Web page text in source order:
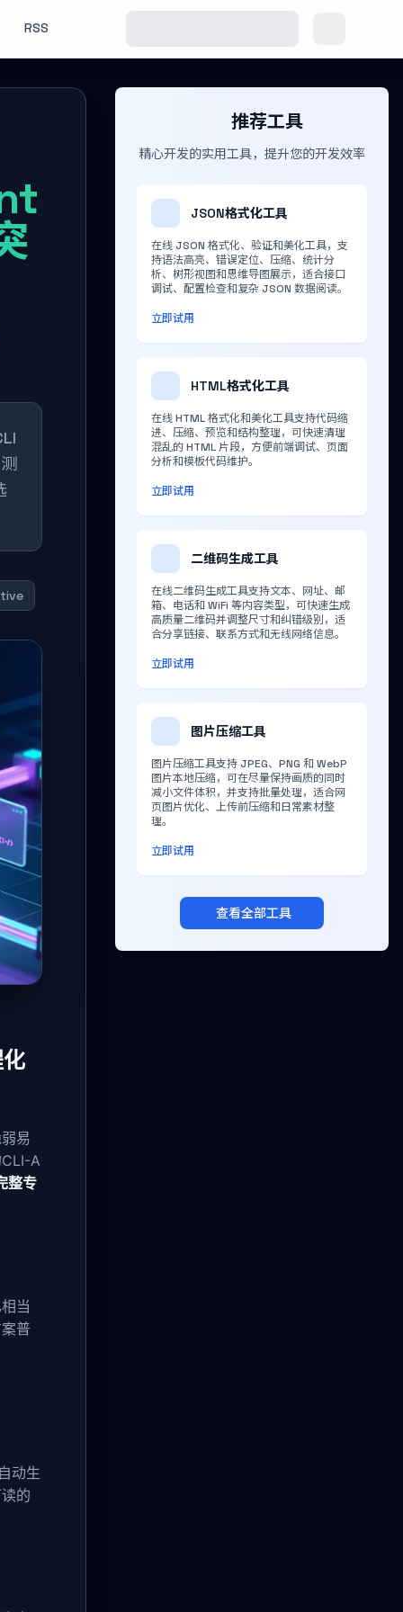
RSS
易
A
整专
当
普
动生
的
推荐工具
精心开发的实用工具，提升您的开发效率
JSON格式化工具
在线 JSON 格式化、验证和美化工具，支
持语法高亮、错误定位、压缩、统计分
析、树形视图和思维导图展示，适合接口
调试、配置检查和复杂 JSON 数据阅读。
立即试用
HTML格式化工具
在线 HTML 格式化和美化工具支持代码缩
进、压缩、预览和结构整理，可快速清理
混乱的 HTML 片段，方便前端调试、页面
分析和模板代码维护。
立即试用
二维码生成工具
在线二维码生成工具支持文本、网址、邮
箱、电话和 WiFi 等内容类型，可快速生成
高质量二维码并调整尺寸和纠错级别，适
合分享链接、联系方式和无线网络信息。
立即试用
图片压缩工具
图片压缩工具支持 JPEG、PNG 和 WebP
图片本地压缩，可在尽量保持画质的同时
减小文件体积，并支持批量处理，适合网
页图片优化、上传前压缩和日常素材整
理。
立即试用
查看全部工具